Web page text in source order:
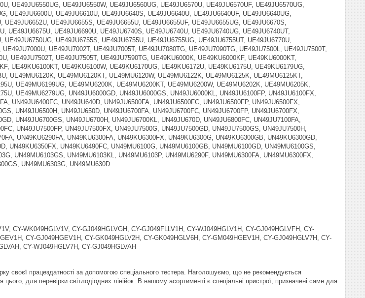
UE49JU6550UG, UE49JU6550W, UE49JU6560UG, UE49JU6570U, UE49JU6570UF, UE49JU6570UG,
UE49JU6600U, UE49JU6610U, UE49JU6640S, UE49JU6640U, UE49JU6640UF, UE49JU6640UG,
UE49JU6655S, UE49JU6655U, UE49JU6655UF, UE49JU6655UG, UE49JU6670S,
UE49JU6675U, UE49JU6690U, UE49JU6740S, UE49JU6740U, UE49JU6740UG, UE49JU6740UT,
UE49JU6750UG, UE49JU6755S, UE49JU6755U, UE49JU6755UG, UE49JU6755UT, UE49JU6770U,
UE49JU7002T, UE49JU7005T, UE49JU7080TG, UE49JU7090TG, UE49JU7500L, UE49JU7500T,
UE49JU7502T, UE49JU7505T, UE49JU7590TG, UE49KU6000K, UE49KU6000KF, UE49KU6000KT,
UE49KU6100KT, UE49KU6100W, UE49KU6170UG, UE49KU6172U, UE49KU6175U, UE49KU6179UG,
UE49MU6120K, UE49MU6120KT, UE49MU6120W, UE49MU6122K, UE49MU6125K, UE49MU6125KT,
UE49MU6199UG, UE49MU6200K, UE49MU6200KT, UE49MU6200W, UE49MU6202K, UE49MU6205K,
UE49MU6279UG, UN49JU6000GD, UN49JU6000GS, UN49JU6000KL, UN49JU6100FP, UN49JU6100FX,
UN49JU6400FC, UN49JU640D, UN49JU6500FA, UN49JU6500FC, UN49JU6500FP, UN49JU6500FX,
UN49JU6500H, UN49JU650D, UN49JU6700FA, UN49JU6700FC, UN49JU6700FP, UN49JU6700FX,
UN49JU6700GS, UN49JU6700H, UN49JU6700KL, UN49JU670D, UN49JU6800FC, UN49JU7100FA,
UN49JU7500FP, UN49JU7500FX, UN49JU7500G, UN49JU7500GD, UN49JU7500GS, UN49JU7500H,
UN49KU6290FA, UN49KU6300FA, UN49KU6300FX, UN49KU6300G, UN49KU6300GB, UN49KU6300GD,
UN49KU6350FX, UN49KU6490FC, UN49MU6100G, UN49MU6100GB, UN49MU6100GD, UN49MU6100GS,
UN49MU6103GS, UN49MU6103KL, UN49MU6103P, UN49MU6290F, UN49MU6300FA, UN49MU6300FX,
UN49MU6303G, UN49MU630D
CY-WK049HGLV1V, CY-GJ049HGLVGH, CY-GJ049FLLV1H, CY-WJ049HGLV1H, CY-GJ049HGLVFH, CY-
CY-GJ049HGEV1H, CY-GK049HGLV2H, CY-GK049HGLV6H, CY-GM049HGEV1H, CY-GJ049HGLV7H, CY-
CY-WJ049HGLV7H, CY-GJ049HGLVAH
своєї працездатності за допомогою спеціального тестера. Наголошуємо, що не рекомендується
цього, для перевірки світлодіодних лінійок. В нашому асортименті є спеціальні пристрої, призначені саме для